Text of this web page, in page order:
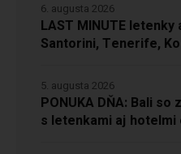
LAST MINUTE letenky
Santorini, Tenerife,
6. augusta 2026
PONUKA DŇA: Bali
s letenkami aj hotelmi
5. augusta 2026